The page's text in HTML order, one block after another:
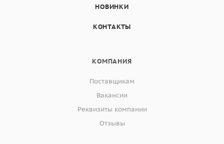
НОВИНКИ
КОНТАКТЫ
КОМПАНИЯ
Поставщикам
Вакансии
Реквизиты компании
Отзывы